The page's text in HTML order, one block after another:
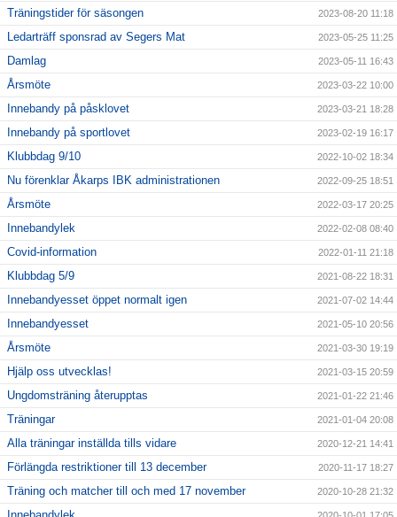
Träningstider för säsongen 2023-08-20 11:18
Ledarträff sponsrad av Segers Mat 2023-05-25 11:25
Damlag 2023-05-11 16:43
Årsmöte 2023-03-22 10:00
Innebandy på påsklovet 2023-03-21 18:28
Innebandy på sportlovet 2023-02-19 16:17
Klubbdag 9/10 2022-10-02 18:34
Nu förenklar Åkarps IBK administrationen 2022-09-25 18:51
Årsmöte 2022-03-17 20:25
Innebandylek 2022-02-08 08:40
Covid-information 2022-01-11 21:18
Klubbdag 5/9 2021-08-22 18:31
Innebandyesset öppet normalt igen 2021-07-02 14:44
Innebandyesset 2021-05-10 20:56
Årsmöte 2021-03-30 19:19
Hjälp oss utvecklas! 2021-03-15 20:59
Ungdomsträning återupptas 2021-01-22 21:46
Träningar 2021-01-04 20:08
Alla träningar inställda tills vidare 2020-12-21 14:41
Förlängda restriktioner till 13 december 2020-11-17 18:27
Träning och matcher till och med 17 november 2020-10-28 21:32
2020-10-01 17:05